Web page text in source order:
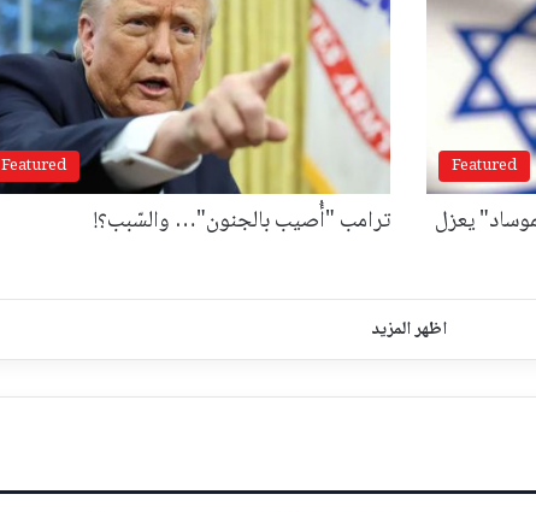
Featured
يعزل
Featured
ترامب "أُصيب بالجنون"… والسّبب؟!
اظهر المزيد